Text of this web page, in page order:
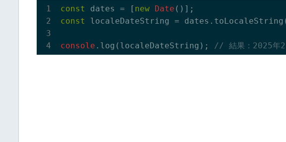
const dates = [ new Date
const
localeDateString =
console .log(localeDateString); // 結果：2025年2